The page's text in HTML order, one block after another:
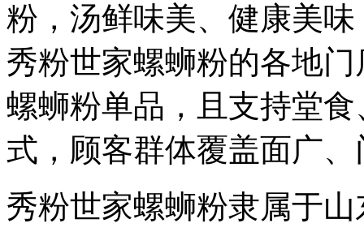
粉，汤鲜味美、健康美
秀粉世家螺蛳粉的各地
螺蛳粉单品，且支持堂
式，顾客群体覆盖面广
秀粉世家螺蛳粉隶属于